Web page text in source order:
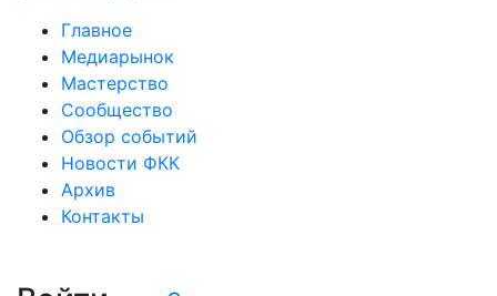
Главное
Медиарынок
Мастерство
Сообщество
Обзор событий
Новости ФКК
Архив
Контакты